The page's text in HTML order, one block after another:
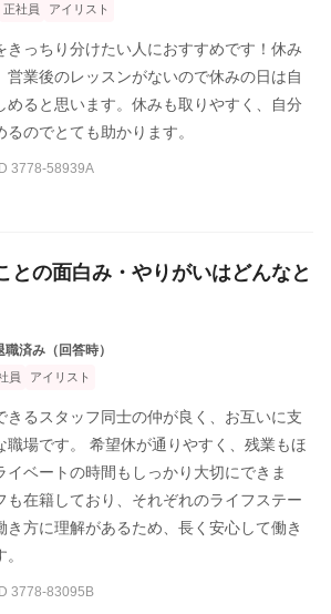
正社員 アイリスト
きっちり分けたい人におすすめです！休み
営業後のレッスンがないので休みの日は自
めると思います。休みも取りやすく、自分
のでとても助かります。
3778-58939A
との面白み・やりがいはどんなと
済み（回答時）
員 アイリスト
きるスタッフ同士の仲が良く、お互いに支
職場です。 希望休が通りやすく、残業もほ
イベートの時間もしっかり大切にできま
も在籍しており、それぞれのライフステー
き方に理解があるため、長く安心して働き
3778-83095B